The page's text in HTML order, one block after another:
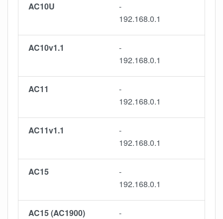
AC10U
-
192.168.0.1
AC10v1.1
-
192.168.0.1
AC11
-
192.168.0.1
AC11v1.1
-
192.168.0.1
AC15
-
192.168.0.1
AC15 (AC1900)
-